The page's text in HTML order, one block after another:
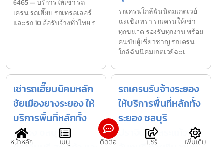
6465 — บริการให้เช่า รถ
เครน รถเฮี๊ยบ รถเทรลเลอร์
และรถ 10 ล้อรับจ้างทั่วไทย ร
รถเครนใกล้ฉันนิคมเกตเวย์
ฉะเชิงเทรา รถเครนให้เช่า
ทุกขนาด รองรับทุกงาน พร้อม
คนขับผู้เชี่ยวชาญ รถเครน
ใกล้ฉันนิคมเกตเวย์ฉะเ
เช่ารถเฮี๊ยบนิคมหลัก
ชัยเมืองยางระยอง ให้
บริการพื้นที่หลักทั้ง
ระยอง ชลบุรี
รถเครนรับจ้างระยอง
ให้บริการพื้นที่หลักทั้ง
ระยอง ชลบุรี
ปราจีนบุรี สระแก้ว และ
หน้าหลัก เมนู ติดต่อ แชร์ เพิ่มเติม